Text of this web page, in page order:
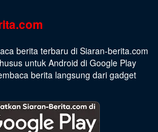
berita terbaru di Siaran-berita.com
untuk Android di Google Play
berita langsung dari gadget